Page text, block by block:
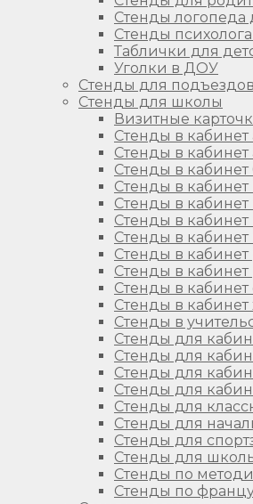
Стенды логопеда
Стенды
Таблички для
Уголки в ДОУ
Стенды для подъездов
Стенды для школы
Визитные
Стенды в кабинет
Стенды в
Стенды в
Стенды в
Стенды в
Стенды в кабинет
Стенды в кабинет
Стенды в кабинет
Стенды в
Стенды в
Стенды в
Стенды в
Стенды для
Стенды для
Стенды для
Стенды для
Стенды для
Стенды для
Стенды для
Стенды для
Стенды по
Стенды по